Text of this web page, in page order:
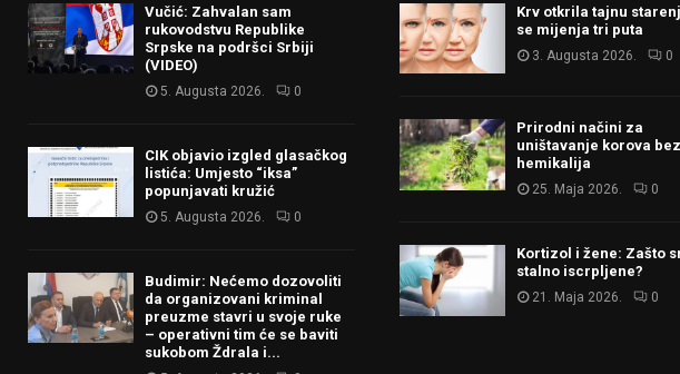
Vučić: Zahvalan sam
rukovodstvu Republike
Srpske na podršci Srbiji
(VIDEO)
5. Augusta 2026. 0
CIK objavio izgled glasačkog
listića: Umjesto “iksa”
popunjavati kružić
5. Augusta 2026. 0
Budimir: Nećemo dozovoliti
da organizovani kriminal
preuzme stavri u svoje ruke
– operativni tim će se baviti
sukobom Ždrala i...
Krv otkrila tajnu
se mijenja tri puta
3. Augusta 2026. 0
Prirodni načini za
uništavanje korova bez
hemikalija
25. Maja 2026. 0
Kortizol i žene: Zašto
stalno iscrpljene?
21. Maja 2026. 0